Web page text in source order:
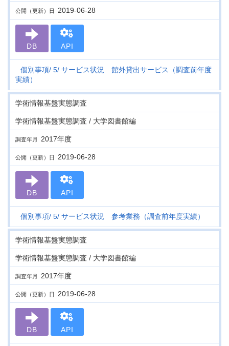
公開（更新）日 2019-06-28
DB API
個別事項 5 サービス状況 館外貸出サービス（調査前年度
実績）
学術情報基盤実態調査
学術情報基盤実態調査 / 大学図書館編
調査年月 2017年度
公開（更新）日 2019-06-28
DB API
個別事項 5 サービス状況 参考業務（調査前年度実績）
学術情報基盤実態調査
学術情報基盤実態調査 / 大学図書館編
調査年月 2017年度
公開（更新）日 2019-06-28
DB API